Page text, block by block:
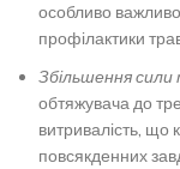
особливо важливо
профілактики
Збільшення
обтяжувача до
витривалість, що
повсякденних